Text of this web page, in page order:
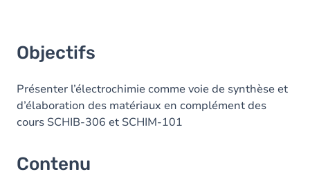
Objectifs
Présenter l’électrochimie comme voie de synthèse et
d’élaboration des matériaux en complément des
cours SCHIB-306 et SCHIM-101
Contenu